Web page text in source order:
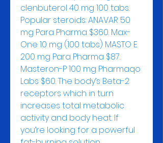
clenbuterol 40 mg 100 tabs.
Popular steroids: ANAVAR 50
mg Para Pharma $360. Max-
One 10 mg (100 tabs) MASTO E
200 mg Para Pharma $87.
Masteron-P 100 mg Pharmaqo
Labs $60. The body’s Beta-2
receptors which in turn
increases total metabolic
activity and body heat. If
you’re looking for a powerful